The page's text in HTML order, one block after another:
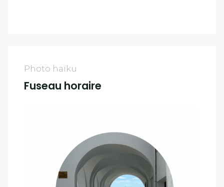
Photo haïku
Fuseau horaire